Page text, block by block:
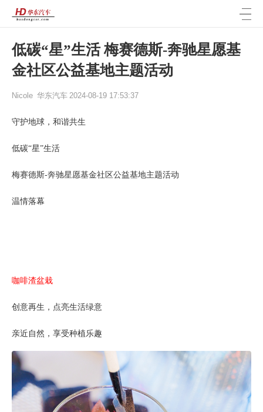
低碳“星”生活 梅赛德斯-奔驰星愿基
金社区公益基地主题活动
Nicole 华东汽车 2024-08-19 17:53:37
守护地球，和谐共生
低碳“星”生活
梅赛德斯-奔驰星愿基金社区公益基地主题活动
温情落幕
咖啡渣盆栽
创意再生，点亮生活绿意
亲近自然，享受种植乐趣